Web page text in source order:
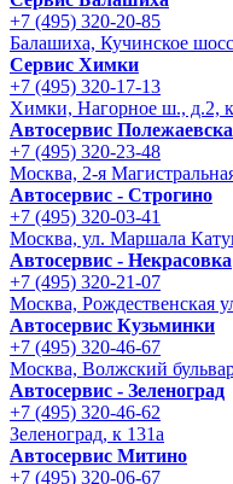
+7 (495) 320-20-85
Балашиха, Кучинское
Сервис Химки
+7 (495) 320-17-13
Химки, Нагорное ш., д.2,
Автосервис
+7 (495) 320-23-48
Москва, 2-я
Автосервис - Строгино
+7 (495) 320-03-41
Москва, ул. Маршала
Автосервис - Некрасовка
+7 (495) 320-21-07
Москва, Рождественская
Автосервис Кузьминки
+7 (495) 320-46-67
Москва, Волжский
Автосервис - Зеленоград
+7 (495) 320-46-62
Зеленоград, к 131а
Автосервис Митино
+7 (495) 320-06-67